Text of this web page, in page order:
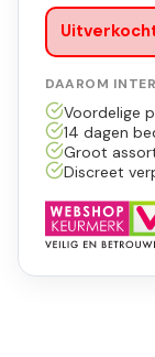
DAAROM
Voordelige
14 dagen
Groot
Discreet